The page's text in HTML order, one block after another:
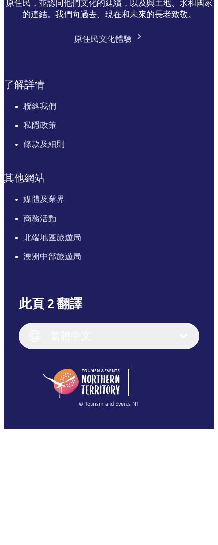
原住民，並認同他們文化的延續，以及與土地、水和國家
的連結。我們向過去、現在和未來的長老致敬。
原住民文化體驗
了解詳情
聯絡我們
私隱政策
條款及細則
其他網站
媒體及業界
商務活動
北端地區旅遊局
澳洲中部旅遊局
此頁 2 翻譯
English (US)
English
(Singapore)
Français
繁體中文
© Tourism and Events NT